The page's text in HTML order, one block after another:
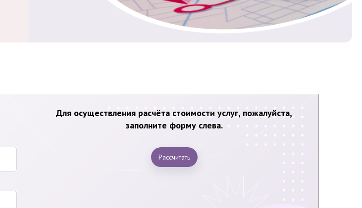
Для осуществления расчёта стоимости услуг, пожалуйста,
заполните форму слева.
Рассчитать